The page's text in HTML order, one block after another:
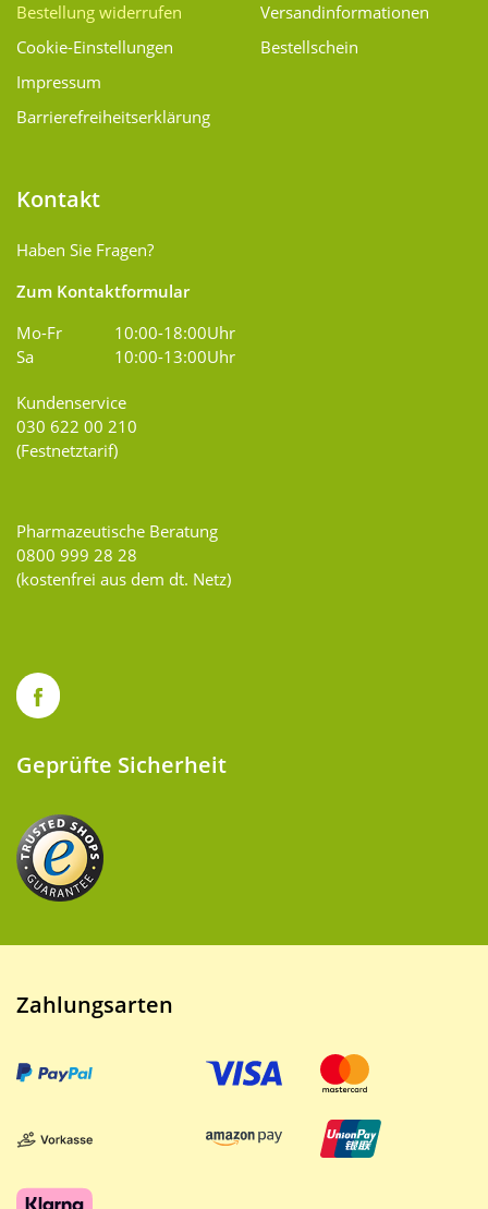
Bestellung widerrufen
Cookie-Einstellungen
Impressum
Barrierefreiheitserklärung
Versand­informationen
Bestellschein
Kontakt
Haben Sie Fragen?
Zum Kontaktformular
Mo-Fr
10:00-18:00Uhr
Sa
10:00-13:00Uhr
Kundenservice
030 622 00 210
(Festnetztarif)
Pharmazeutische Beratung
0800 999 28 28
(kostenfrei aus dem dt. Netz)
Geprüfte Sicherheit
Zahlungsarten